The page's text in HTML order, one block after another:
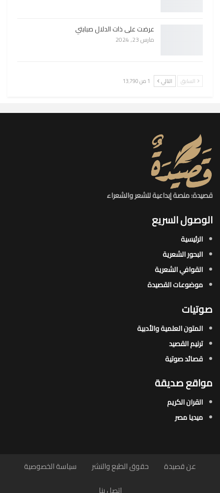
عرضت على ذات الدلال صبابتي
مارس 23, 2024
السابق التالي 1 من 13٬790
قصيدة: منصة إبداعية للشعر والشعراء
الوصول السريع
الرئيسية
البحور الشعرية​
القوافي الشعرية​
موضوعات القصيدة​
صوتيات
المتون العلمية والأدبية
ترنيم القصيد
قصائد صوتية
مواقع صديقة
القران الكريم
ميديا مصر
عن قصيدة حقوق الطبع والنشر
سياسة الخصوصية